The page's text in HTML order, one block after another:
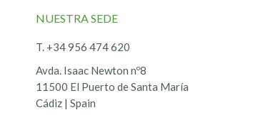
NUESTRA SEDE
T. +34 956 474 620
Avda. Isaac Newton nº8
11500 El Puerto de Santa María
Cádiz | Spain